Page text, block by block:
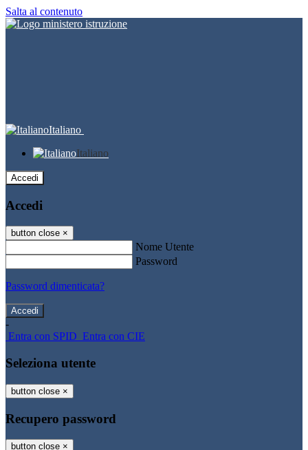
Salta al contenuto
Italiano
Italiano
Accedi
Accedi
button close ×
Nome Utente
Password
Password dimenticata?
-
Entra con SPID Entra con CIE
Seleziona utente
button close ×
Recupero password
button close ×